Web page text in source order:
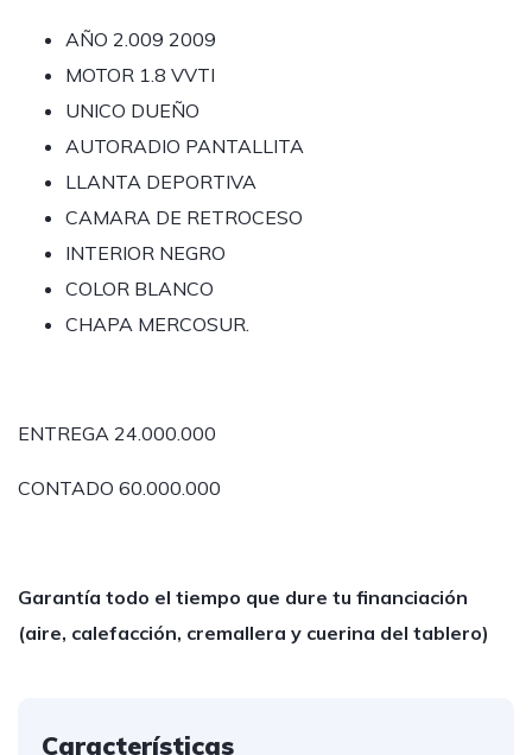
AÑO 2.009 2009
MOTOR 1.8 VVTI
UNICO DUEÑO
AUTORADIO PANTALLITA
LLANTA DEPORTIVA
CAMARA DE RETROCESO
INTERIOR NEGRO
COLOR BLANCO
CHAPA MERCOSUR.
ENTREGA 24.000.000
CONTADO 60.000.000
Garantía todo el tiempo que dure tu financiación
(aire, calefacción, cremallera y cuerina del tablero)
Características